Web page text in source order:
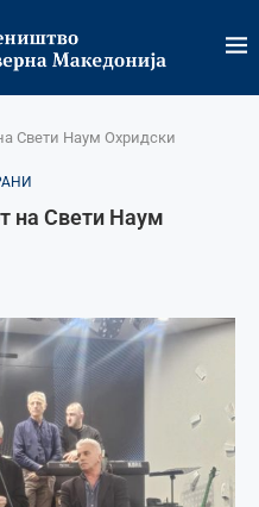
Свети Наум Охридски
на Свети Наум